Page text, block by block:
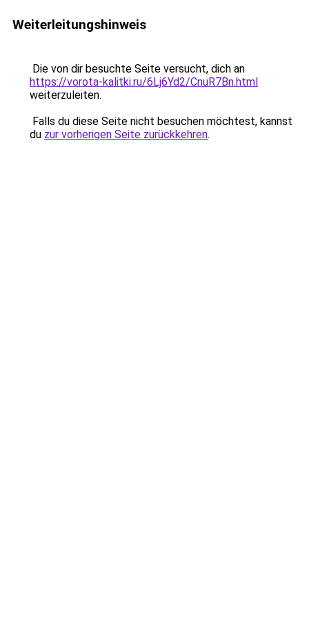
Weiterleitungshinweis
Die von dir besuchte Seite versucht, dich an
https://vorota-kalitki.ru/6Lj6Yd2/CnuR7Bn.html
weiterzuleiten.
Falls du diese Seite nicht besuchen möchtest, kannst
du zur vorherigen Seite zurückkehren.